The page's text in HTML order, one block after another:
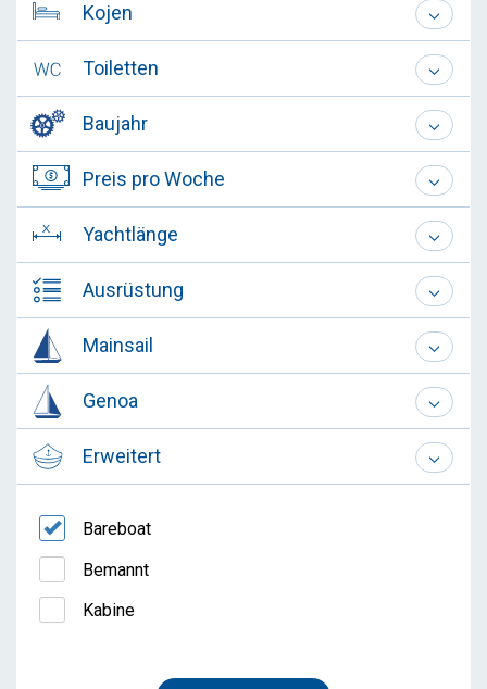
Kojen
Toiletten
Baujahr
Preis pro Woche
Yachtlänge
Ausrüstung
Mainsail
Genoa
Erweitert
Bareboat
Bemannt
Kabine